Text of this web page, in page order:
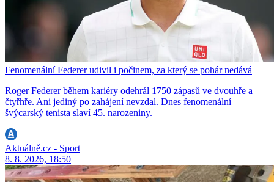
Fenomenální Federer udivil i počinem, za který se pohár nedává
Roger Federer během kariéry odehrál 1750 zápasů ve dvouhře a
čtyřhře. Ani jediný po zahájení nevzdal. Dnes fenomenální
švýcarský tenista slaví 45. narozeniny.
Aktuálně.cz - Sport
8. 8. 2026, 18:50